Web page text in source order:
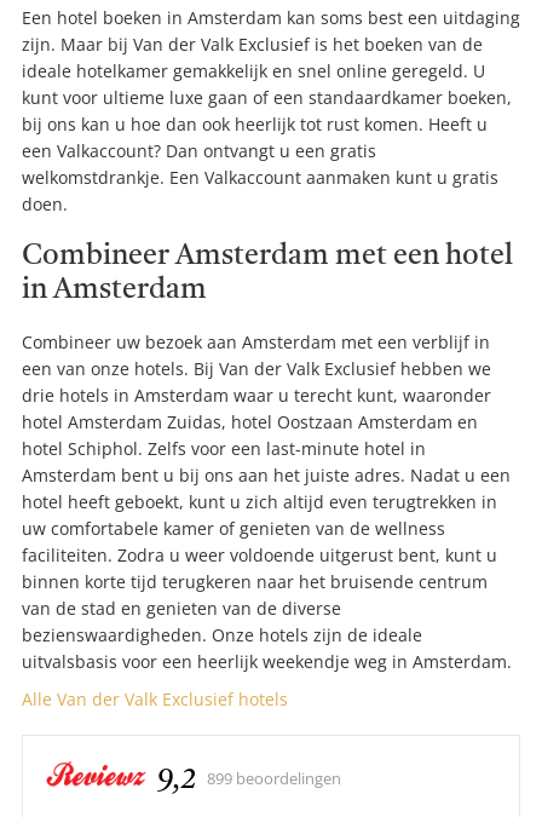
Een hotel boeken in Amsterdam kan soms best een uitdaging
zijn. Maar bij Van der Valk Exclusief is het boeken van de
ideale hotelkamer gemakkelijk en snel online geregeld. U
kunt voor ultieme luxe gaan of een standaardkamer boeken,
bij ons kan u hoe dan ook heerlijk tot rust komen. Heeft u
een Valkaccount? Dan ontvangt u een gratis
welkomstdrankje. Een Valkaccount aanmaken kunt u gratis
doen.
Combineer Amsterdam met een hotel
in Amsterdam
Combineer uw bezoek aan Amsterdam met een verblijf in
een van onze hotels. Bij Van der Valk Exclusief hebben we
drie hotels in Amsterdam waar u terecht kunt, waaronder
hotel Amsterdam Zuidas, hotel Oostzaan Amsterdam en
hotel Schiphol. Zelfs voor een last-minute hotel in
Amsterdam bent u bij ons aan het juiste adres. Nadat u een
hotel heeft geboekt, kunt u zich altijd even terugtrekken in
uw comfortabele kamer of genieten van de wellness
faciliteiten. Zodra u weer voldoende uitgerust bent, kunt u
binnen korte tijd terugkeren naar het bruisende centrum
van de stad en genieten van de diverse
bezienswaardigheden. Onze hotels zijn de ideale
uitvalsbasis voor een heerlijk weekendje weg in Amsterdam.
Alle Van der Valk Exclusief hotels
Gemiddelde
9,2 899 beoordelingen